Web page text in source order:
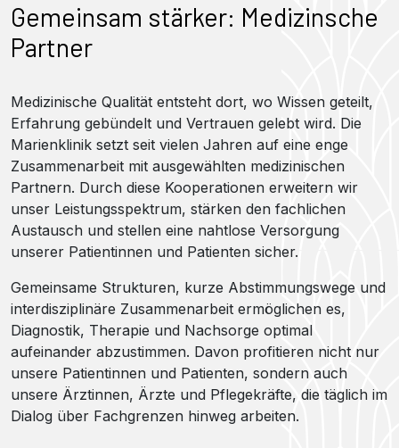
Gemeinsam stärker: Medizinsche
Partner
Medizinische Qualität entsteht dort, wo Wissen geteilt,
Erfahrung gebündelt und Vertrauen gelebt wird. Die
Marienklinik setzt seit vielen Jahren auf eine enge
Zusammenarbeit mit ausgewählten medizinischen
Partnern. Durch diese Kooperationen erweitern wir
unser Leistungsspektrum, stärken den fachlichen
Austausch und stellen eine nahtlose Versorgung
unserer Patientinnen und Patienten sicher.
Gemeinsame Strukturen, kurze Abstimmungswege und
interdisziplinäre Zusammenarbeit ermöglichen es,
Diagnostik, Therapie und Nachsorge optimal
aufeinander abzustimmen. Davon profitieren nicht nur
unsere Patientinnen und Patienten, sondern auch
unsere Ärztinnen, Ärzte und Pflegekräfte, die täglich im
Dialog über Fachgrenzen hinweg arbeiten.